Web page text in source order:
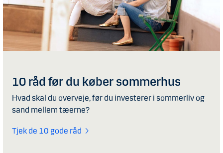
10 råd før du køber sommerhus
Hvad skal du overveje, før du investerer i sommerliv og
sand mellem tæerne?
Tjek de 10 gode råd